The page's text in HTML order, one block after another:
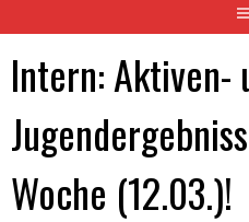
Intern: Aktiven-
Woche (12.03.)!